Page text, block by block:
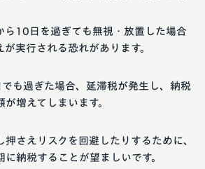
ら10日を過ぎても無視・放置した場合
実行される恐れがあります。
も過ぎた場合、延滞税が発生し、納税
増えてしまいます。
さえリスクを回避したりするために、
納税することが望ましいです。